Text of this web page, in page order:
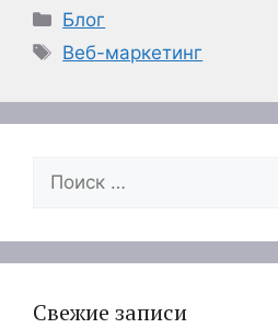
Рубрики
Блог
Метки
Веб-маркетинг
Поиск:
Свежие записи